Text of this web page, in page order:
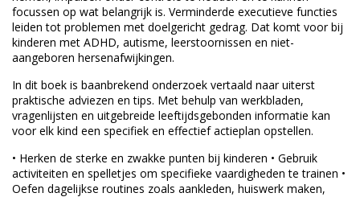
focussen op wat belangrijk is. Verminderde executieve functies
leiden tot problemen met doelgericht gedrag. Dat komt voor bij
kinderen met ADHD, autisme, leerstoornissen en niet-
aangeboren hersenafwijkingen.
In dit boek is baanbrekend onderzoek vertaald naar uiterst
praktische adviezen en tips. Met behulp van werkbladen,
vragenlijsten en uitgebreide leeftijdsgebonden informatie kan
voor elk kind een specifiek en effectief actieplan opstellen.
• Herken de sterke en zwakke punten bij kinderen • Gebruik
activiteiten en spelletjes om specifieke vaardigheden te trainen •
Oefen dagelijkse routines zoals aankleden, huiswerk maken,